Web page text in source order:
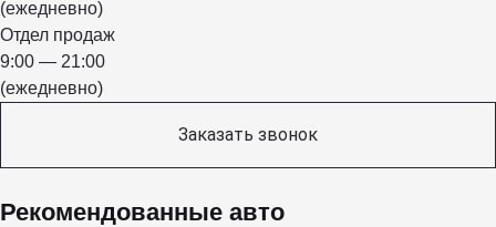
(ежедневно)
Отдел продаж
9:00 — 21:00
(ежедневно)
Заказать звонок
Рекомендованные авто